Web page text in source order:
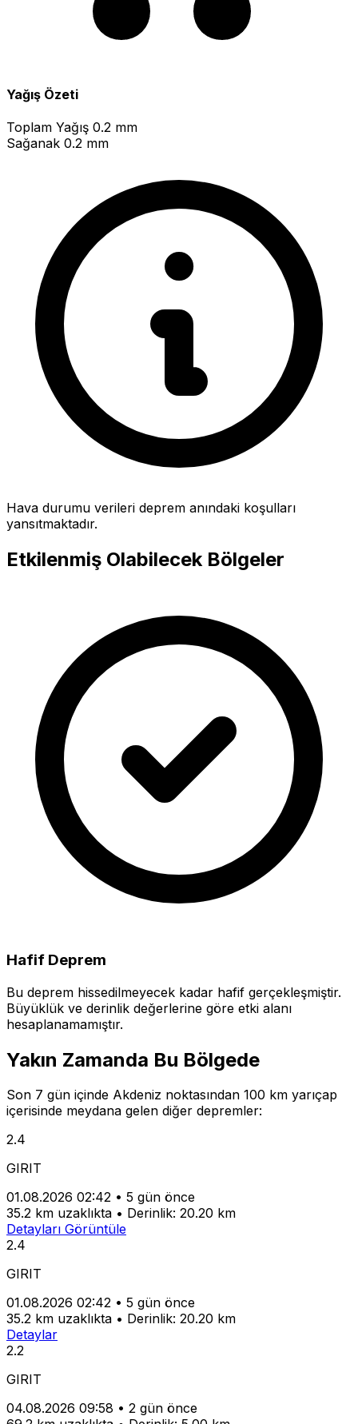
Yağış Özeti
Toplam Yağış 0.2 mm
Sağanak 0.2 mm
Hava durumu verileri deprem anındaki koşulları
yansıtmaktadır.
Etkilenmiş Olabilecek Bölgeler
Hafif Deprem
Bu deprem hissedilmeyecek kadar hafif gerçekleşmiştir.
Büyüklük ve derinlik değerlerine göre etki alanı
hesaplanamamıştır.
Yakın Zamanda Bu Bölgede
Son 7 gün içinde Akdeniz noktasından 100 km yarıçap
içerisinde meydana gelen diğer depremler:
2.4
GIRIT
01.08.2026 02:42 • 5 gün önce
35.2 km uzaklıkta • Derinlik: 20.20 km
Detayları Görüntüle
2.4
GIRIT
01.08.2026 02:42 • 5 gün önce
35.2 km uzaklıkta • Derinlik: 20.20 km
Detaylar
2.2
GIRIT
04.08.2026 09:58 • 2 gün önce